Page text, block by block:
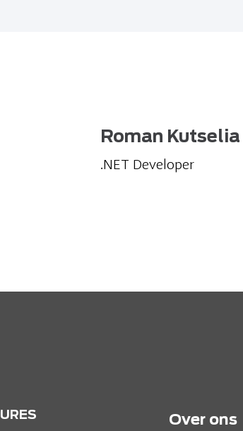
Roman Kutselia
.NET Developer
Over ons